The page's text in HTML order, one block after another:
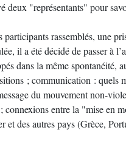
deux "représentants" pour
rassemblés, une
il a été décidé de passer
dans la même spontanéité,
; communication : quels
du mouvement non-
entre la "mise en
et des autres pays (Grèce,